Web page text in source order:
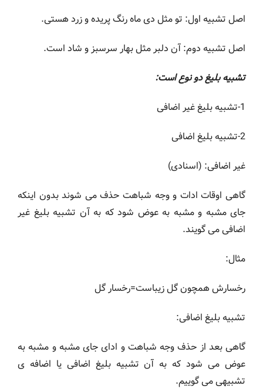
اصل تشبیه اول: تو مثل دی ماه رنگ پریده و زرد هستی.
اصل تشبیه دوم: آن دلبر مثل بهار سرسبز و شاد است.
تشبیه بلیغ دو نوع است:
1-تشبیه بلیغ غیر اضافی
2-تشبیه بلیغ اضافی
غیر اضافی: (اسنادی)
گاهی اوقات ادات و وجه شباهت حذف می شوند بدون اینکه
جای مشبه و مشبه به عوض شود که به آن تشبیه بلیغ غیر
اضافی می گویند.
مثال:
رخسارش همچون گل زیباست=رخسار گل
تشبیه بلیغ اضافی:
گاهی بعد از حذف وجه شباهت و ادای جای مشبه و مشبه به
عوض می شود که به آن تشبیه بلیغ اضافی یا اضافه ی
تشبیهی می گوییم.